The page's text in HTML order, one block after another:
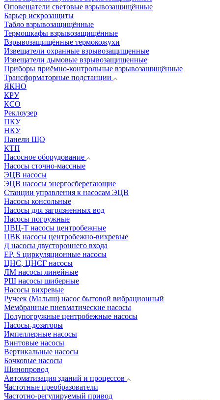
Оповещатели световые взрывозащищённые
Барьер искрозащиты
Табло взрывозащищённые
Термошкафы взрывозащищённые
Взрывозащищённые термокожухи
Извещатели охранные взрывозащищенные
Извещатели дымовые взрывозащищенные
Приборы приёмно-контрольные взрывозащищённые
Трансформаторные подстанции
ЯКНО
КРУ
КСО
Реклоузер
ПКУ
НКУ
Панели ЩО
КТП
Насосное оборудование
Насосы сточно-массные
ЭЦВ насосы
ЭЦВ насосы энергосберегающие
Станции управления к насосам ЭЦВ
Насосы консольные
Насосы для загрязненных вод
Насосы погружные
ЦВЦ-Т насосы центробежные
ЦВК насосы центробежно-вихревые
Д насосы двустороннего входа
EP, S циркуляционные насосы
ЦНС, ЦНСГ насосы
ЛМ насосы линейные
РШ насосы шиберные
Насосы вихревые
Ручеек (Малыш) насос бытовой вибрационный
Мембранные пневматические насосы
Полупогружные центробежные насосы
Насосы-дозаторы
Импеллерные насосы
Винтовые насосы
Вертикальные насосы
Бочковые насосы
Шинопровод
Автоматизация зданий и процессов
Частотные преобразователи
Частотно-регулируемый привод